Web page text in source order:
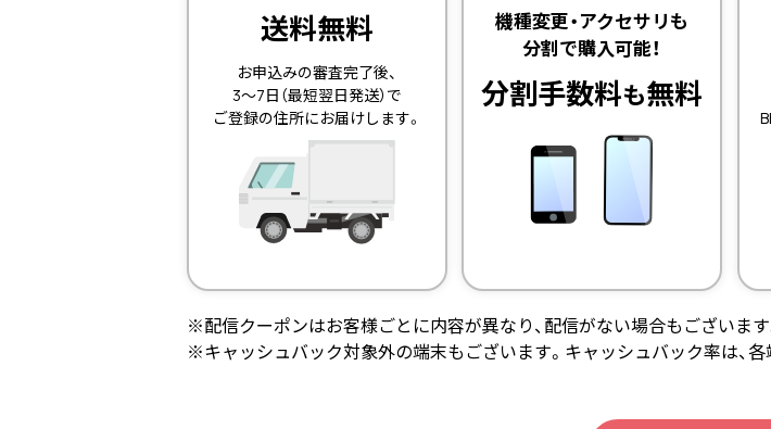
送料無料
お申込みの審査完了後、
3～7日（最短翌日発送）で
ご登録の住所にお届けします。
機種変更・アクセサリも
分割で購入可能！
分割手数料も無料
※配信クーポンはお客様ごとに内容が異なり、配信がない場合もございま
※キャッシュバック対象外の端末もございます。キャッシュバック率は、各